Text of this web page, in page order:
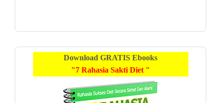
Download GRATIS Ebooks
"7 Rahasia Sakti Diet "